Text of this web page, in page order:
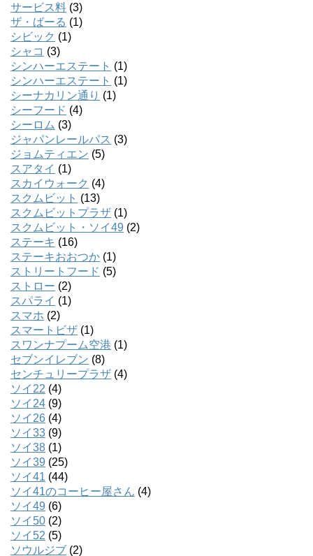
サービス料 (3)
ザ・ばーる (1)
シビック (1)
シャコ (3)
シンハーエステート (1)
シンハーエステート (1)
シーナカリン通り (1)
シーフード (4)
シーロム (3)
ジャパンレールパス (3)
ジョムティエン (5)
スアタイ (1)
スカイウォーク (4)
スクムビット (13)
スクムビットプラザ (1)
スクムビット・ソイ49 (2)
ステーキ (16)
ステーキおおつか (1)
ストリートフード (5)
ストロー (2)
スパライ (1)
スマホ (2)
スマートビザ (1)
スワンナプーム空港 (1)
セブンイレブン (8)
センチュリープラザ (4)
ソイ22 (4)
ソイ24 (9)
ソイ26 (4)
ソイ33 (9)
ソイ38 (1)
ソイ39 (25)
ソイ41 (44)
ソイ41のコーヒー屋さん (4)
ソイ49 (6)
ソイ50 (2)
ソイ52 (5)
ソウルジブ (2)